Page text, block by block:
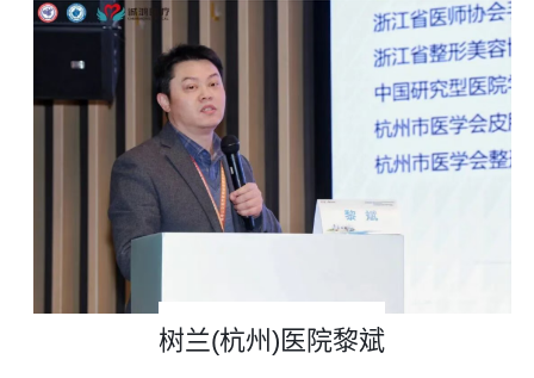
树兰(杭州)医院黎斌